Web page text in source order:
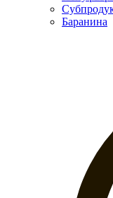
Баранина